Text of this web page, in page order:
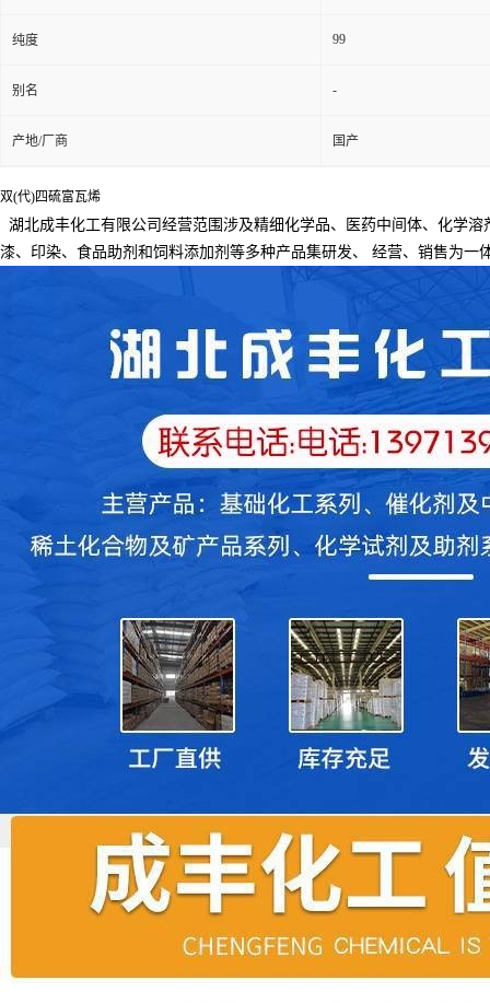
纯度 99
别名 -
产地/厂商 国产
双(代)四硫富瓦烯
湖北成丰化工有限公司经营范围涉及精细化学品、医药中间体、化学
漆、印染、食品助剂和饲料添加剂等多种产品集研发、
经营、销售为一